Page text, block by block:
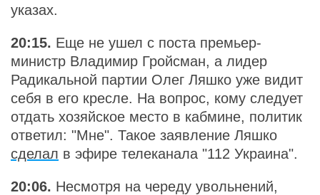
указах.
20:15. Еще не ушел с поста премьер-
министр Владимир Гройсман, а лидер
Радикальной партии Олег Ляшко уже видит
себя в его кресле. На вопрос, кому следует
отдать хозяйское место в кабмине, политик
ответил: "Мне". Такое заявление Ляшко
сделал в эфире телеканала "112 Украина".
20:06. Несмотря на череду увольнений,